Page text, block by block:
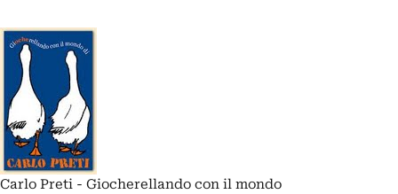
Carlo Preti - Giocherellando con il mondo